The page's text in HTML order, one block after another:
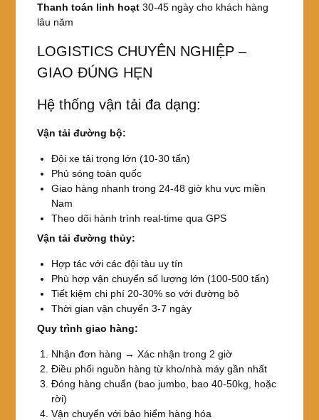
Thanh toán linh hoạt30-45 ngày cho khách hàng
lâu năm
LOGISTICS CHUYÊN NGHIỆP –
GIAO ĐÚNG HẸN
Hệ thống vận tải đa dạng:
Vận tải đường bộ:
Đội xe tải trọng lớn (10-30 tấn)
Phủ sóng toàn quốc
Giao hàng nhanh trong 24-48 giờ khu vực miền
Nam
Theo dõi hành trình real-time qua GPS
Vận tải đường thủy:
Hợp tác với các đội tàu uy tín
Phù hợp vận chuyển số lượng lớn (100-500 tấn)
Tiết kiệm chi phí 20-30% so với đường bộ
Thời gian vận chuyển 3-7 ngày
Quy trình giao hàng:
Nhận đơn hàng → Xác nhận trong 2 giờ
Điều phối nguồn hàng từ kho/nhà máy gần nhất
Đóng hàng chuẩn (bao jumbo, bao 40-50kg, hoặc
rời)
Vận chuyển với bảo hiểm hàng hóa